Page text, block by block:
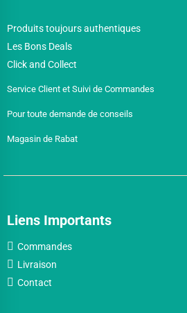
Produits toujours authentiques
Les Bons Deals
Click and Collect
Service Client et Suivi de Commandes
Pour toute demande de conseils
Magasin de Rabat
Liens Importants
Commandes
Livraison
Contact